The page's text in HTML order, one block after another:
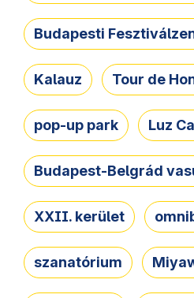
Budapesti
Kalauz Tour de
pop-up park Luz
Budapest-Belgrád
XXII. kerület
szanatórium